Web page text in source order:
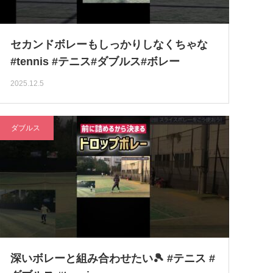
セカンドボレーもしっかりしなくちゃな
#tennis #テニス#ダブルス#ボレー
2025.12.5
ダブルス
深いボレーと組み合わせたい🎾 #テニス #